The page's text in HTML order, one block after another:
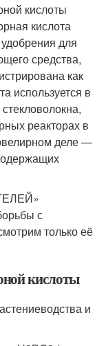
кислоты
кислота
для
средства,
как
используется в
реакторах в
деле —
с
только её
кислоты
и